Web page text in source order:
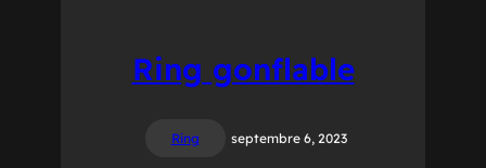
Ring gonflable
Ring septembre 6, 2023